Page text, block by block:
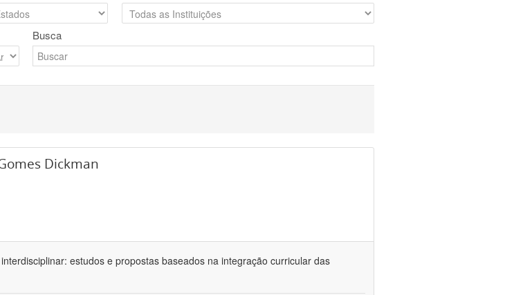
Busca
Dickman
estudos e propostas baseados na integração curricular das